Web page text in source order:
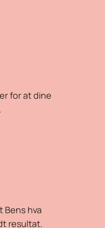
for at dine
Bens hva
resultat.